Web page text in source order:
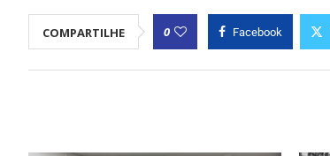
COMPARTILHE 0 Facebook